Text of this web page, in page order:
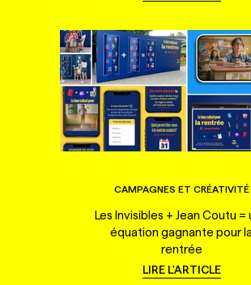
CAMPAGNES ET CRÉATIVITÉ
Les Invisibles + Jean Coutu =
équation gagnante pour la
rentrée
LIRE L'ARTICLE